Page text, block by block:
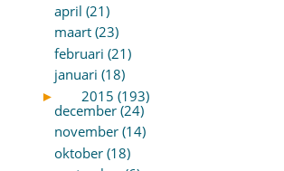
april (21)
maart (23)
februari (21)
januari (18)
►
2015 (193)
december (24)
november (14)
oktober (18)